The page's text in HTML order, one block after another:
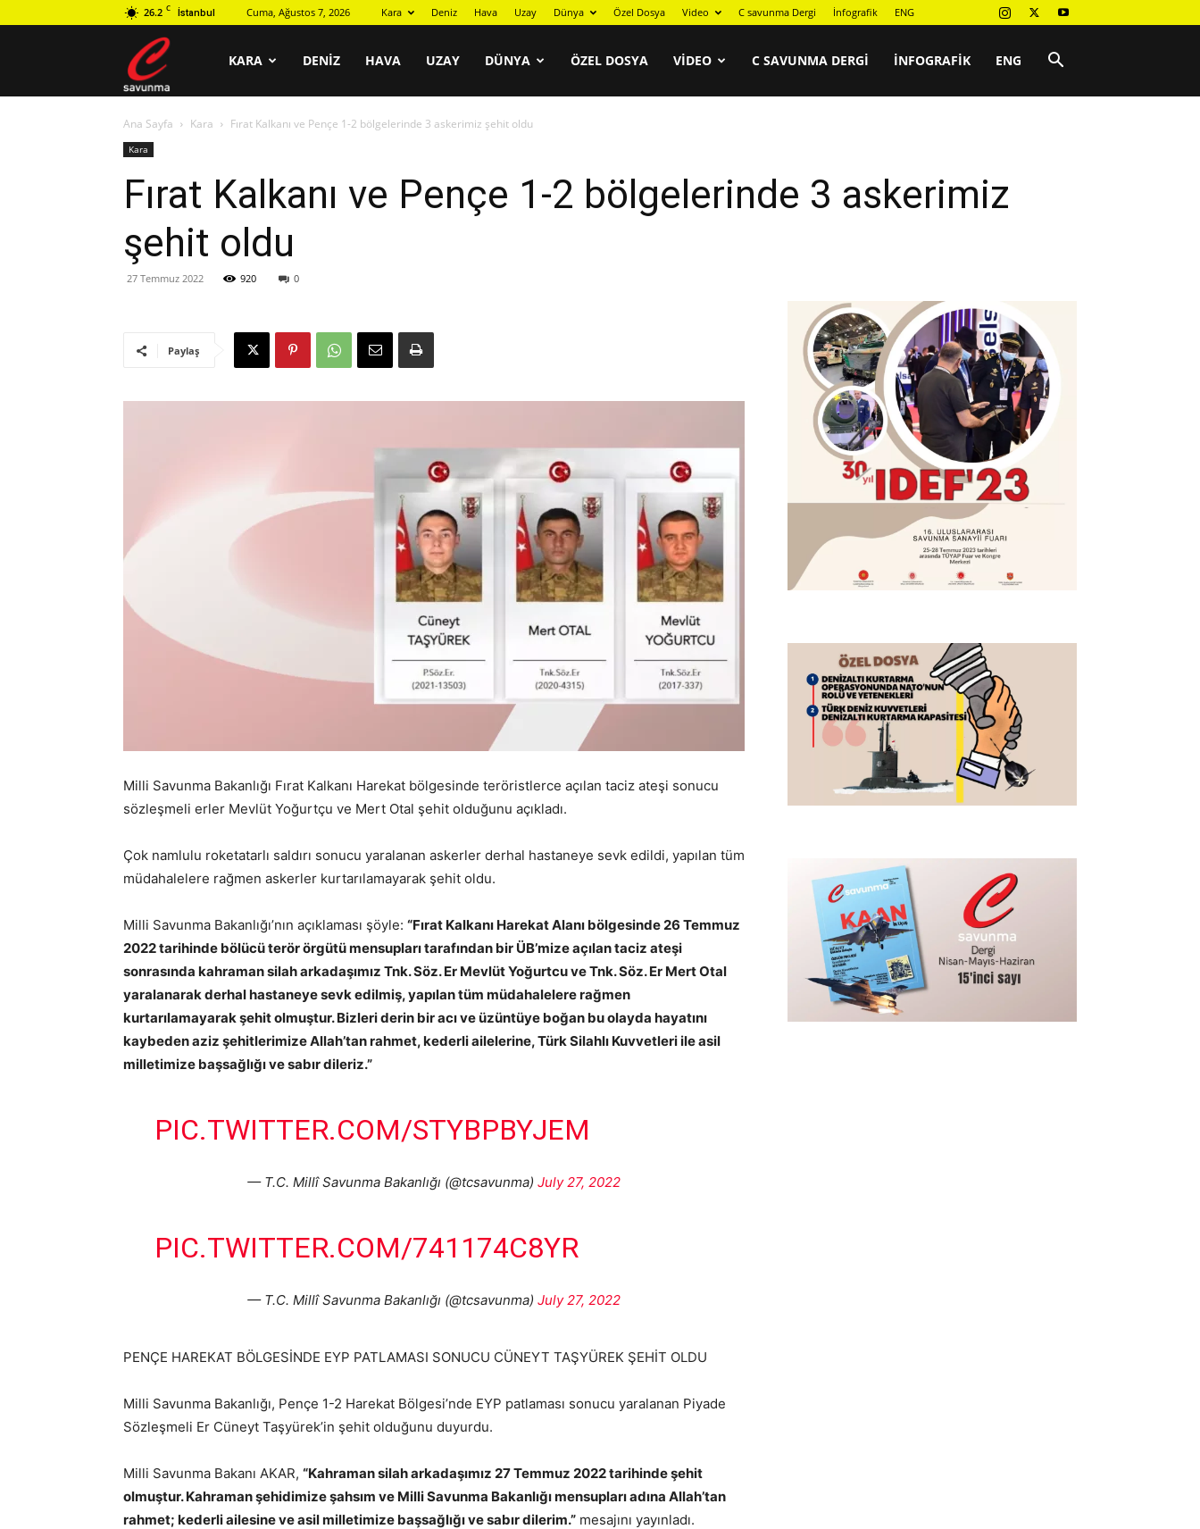
26.2 C İstanbul Cuma, Ağustos 7, 2026 Kara Deniz Hava Uzay Dünya Özel Dosya Video C savunma Dergi İnfografik ENG
savunma
KARA DENIZ HAVA UZAY DÜNYA ÖZEL DOSYA VIDEO C SAVUNMA DERGI İNFOGRAFIK ENG
Ana Sayfa Kara Fırat Kalkanı ve Pençe 1-2 bölgelerinde 3 askerimiz şehit oldu
Kara
Fırat Kalkanı ve Pençe 1-2 bölgelerinde 3 askerimiz
şehit oldu
27 Temmuz 2022 920 0
Paylaş
Milli Savunma Bakanlığı Fırat Kalkanı Harekat bölgesinde teröristlerce açılan taciz ateşi sonucu
sözleşmeli erler Mevlüt Yoğurtçu ve Mert Otal şehit olduğunu açıkladı.
Çok namlulu roketatarlı saldırı sonucu yaralanan askerler derhal hastaneye sevk edildi, yapılan tüm
müdahalelere rağmen askerler kurtarılamayarak şehit oldu.
Milli Savunma Bakanlığı’nın açıklaması şöyle: “Fırat Kalkanı Harekat Alanı bölgesinde 26 Temmuz
2022 tarihinde bölücü terör örgütü mensupları tarafından bir ÜB’mize açılan taciz ateşi
sonrasında kahraman silah arkadaşımız Tnk. Söz. Er Mevlüt Yoğurtcu ve Tnk. Söz. Er Mert Otal
yaralanarak derhal hastaneye sevk edilmiş, yapılan tüm müdahalelere rağmen
kurtarılamayarak şehit olmuştur. Bizleri derin bir acı ve üzüntüye boğan bu olayda hayatını
kaybeden aziz şehitlerimize Allah’tan rahmet, kederli ailelerine, Türk Silahlı Kuvvetleri ile asil
milletimize başsağlığı ve sabır dileriz.”
PIC.TWITTER.COM/STYBPBYJEM
— T.C. Millî Savunma Bakanlığı (@tcsavunma) July 27, 2022
PIC.TWITTER.COM/741174C8YR
— T.C. Millî Savunma Bakanlığı (@tcsavunma) July 27, 2022
PENÇE HAREKAT BÖLGESİNDE EYP PATLAMASI SONUCU CÜNEYT TAŞYÜREK ŞEHİT OLDU
Milli Savunma Bakanlığı, Pençe 1-2 Harekat Bölgesi’nde EYP patlaması sonucu yaralanan Piyade
Sözleşmeli Er Cüneyt Taşyürek’in şehit olduğunu duyurdu.
Milli Savunma Bakanı AKAR, “Kahraman silah arkadaşımız 27 Temmuz 2022 tarihinde şehit
olmuştur. Kahraman şehidimize şahsım ve Milli Savunma Bakanlığı mensupları adına Allah’tan
rahmet; kederli ailesine ve asil milletimize başsağlığı ve sabır dilerim.” mesajını yayınladı.